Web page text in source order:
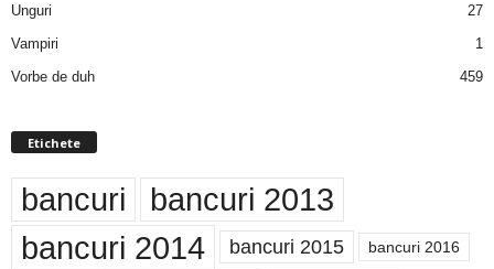
Unguri
27
Vampiri
1
Vorbe de duh
459
Etichete
bancuri bancuri 2013
bancuri 2014 bancuri 2015 bancuri 2016